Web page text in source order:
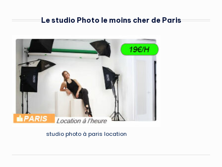
Le studio Photo le moins cher de Paris
studio photo à paris location